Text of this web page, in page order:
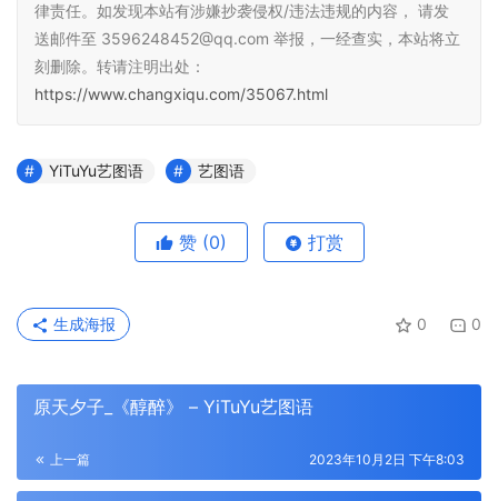
律责任。如发现本站有涉嫌抄袭侵权/违法违规的内容， 请发
送邮件至 3596248452@qq.com 举报，一经查实，本站将立
刻删除。转请注明出处：
https://www.changxiqu.com/35067.html
YiTuYu艺图语 艺图语
赞 (0) 打赏
0 0
生成海报
原天夕子_《醇醉》 – YiTuYu艺图语
上一篇 2023年10月2日 下午8:03